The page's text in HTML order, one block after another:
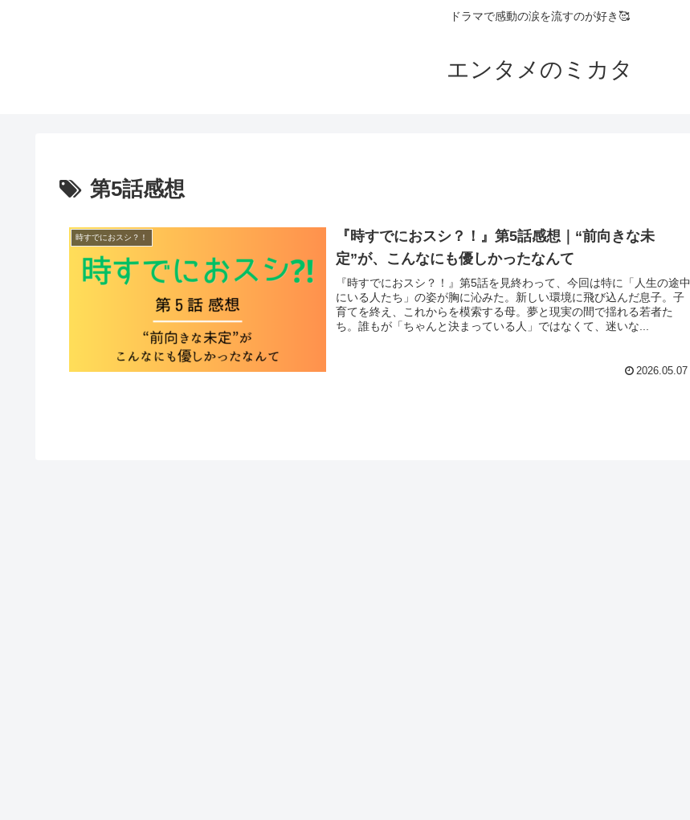
ドラマで感動の涙を流すのが好き🥰
エンタメのミカタ
第5話感想
時すでにおスシ？！
『時すでにおスシ？！』第5話感想｜“前向きな未
定”が、こんなにも優しかったなんて
『時すでにおスシ？！』第5話を見終わって、今回は特に「人生の途中
にいる人たち」の姿が胸に沁みた。新しい環境に飛び込んだ息子。子
育てを終え、これからを模索する母。夢と現実の間で揺れる若者た
ち。誰もが「ちゃんと決まっている人」ではなくて、迷いな...
2026.05.07